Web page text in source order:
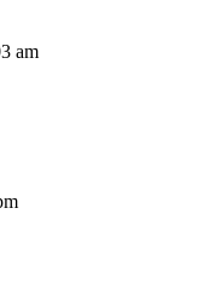
am